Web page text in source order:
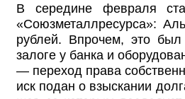
В середине февраля
«Союзметаллресурса»:
рублей. Впрочем, это
залоге у банка и
— переход права
иск подан о взыскании